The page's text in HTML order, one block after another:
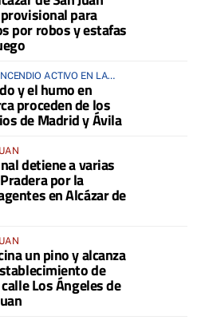
para
por robos y estafas
ACTIVO EN LA
y el humo en
proceden de los
de Madrid y Ávila
detiene a varias
por la
en Alcázar de
un pino y alcanza
de
Los Ángeles de